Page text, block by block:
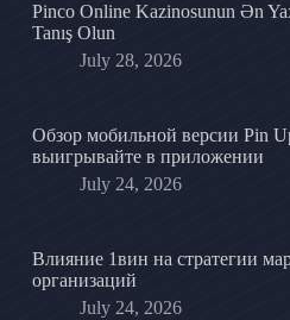
Pinco Online Kazinosunun Ən
Tanış Olun
July 28, 2026
Обзор мобильной версии Pin
выигрывайте в приложении
July 24, 2026
Влияние 1вин на стратегии
организаций
July 24, 2026